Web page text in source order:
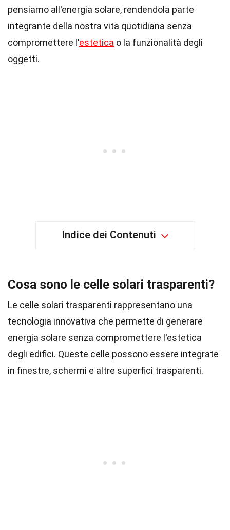
pensiamo all'energia solare, rendendola parte
integrante della nostra vita quotidiana senza
compromettere l'estetica o la funzionalità degli
oggetti.
Indice dei Contenuti
Cosa sono le celle solari trasparenti?
Le celle solari trasparenti rappresentano una
tecnologia innovativa che permette di generare
energia solare senza compromettere l'estetica
degli edifici. Queste celle possono essere integrate
in finestre, schermi e altre superfici trasparenti.